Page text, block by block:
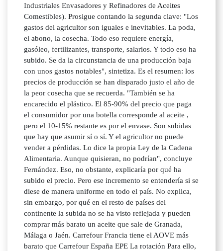
Industriales Envasadores y Refinadores de Aceites
Comestibles). Prosigue contando la segunda clave: "Los
gastos del agricultor son iguales e inevitables. La poda,
el abono, la cosecha. Todo eso requiere energía,
gasóleo, fertilizantes, transporte, salarios. Y todo eso ha
subido. Se da la circunstancia de una producción baja
con unos gastos notables", sintetiza. Es el resumen: los
precios de producción se han disparado justo el año de
la peor cosecha que se recuerda. "También se ha
encarecido el plástico. El 85-90% del precio que paga
el consumidor por una botella corresponde al aceite ,
pero el 10-15% restante es por el envase. Son subidas
que hay que asumir sí o sí. Y el agricultor no puede
vender a pérdidas. Lo dice la propia Ley de la Cadena
Alimentaria. Aunque quisieran, no podrían", concluye
Fernández. Eso, no obstante, explicaría por qué ha
subido el precio. Pero ese incremento se entendería si se
diese de manera uniforme en todo el país. No explica,
sin embargo, por qué en el resto de países del
continente la subida no se ha visto reflejada y pueden
comprar más barato un aceite que sale de Granada,
Málaga o Jaén. Carrefour Francia tiene el AOVE más
barato que Carrefour España EPE La rotación Para ello,